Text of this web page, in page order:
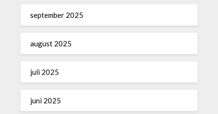
september 2025
august 2025
juli 2025
juni 2025